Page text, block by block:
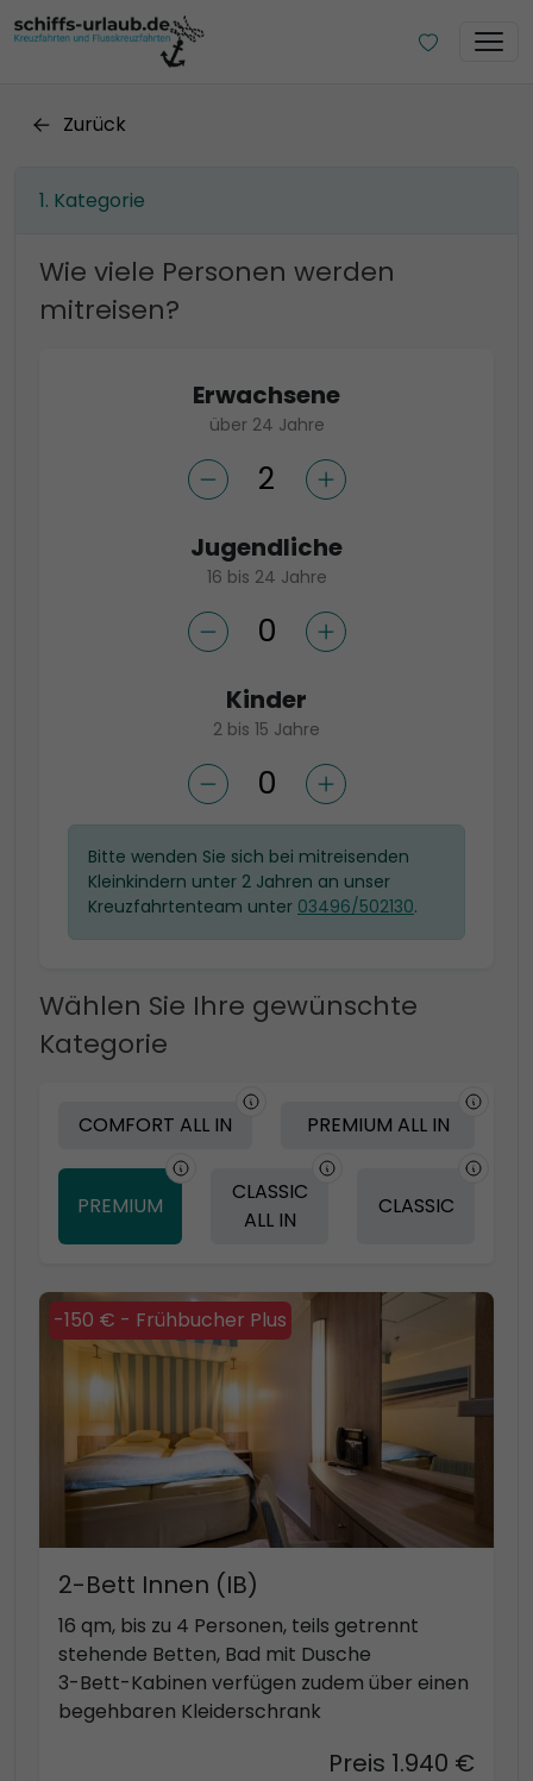
Zurück
Kategorie
Wie viele Personen werden
mitreisen?
Erwachsene
über 24 Jahre
Jugendliche
16 bis 24 Jahre
Kinder
2 bis 15 Jahre
Bitte wenden Sie sich bei mitreisenden
Kleinkindern unter 2 Jahren an unser
Kreuzfahrtenteam unter 03496/502130.
Wählen Sie Ihre gewünschte
Kategorie
COMFORT ALL IN PREMIUM ALL IN
PREMIUM
CLASSIC
ALL IN
CLASSIC
-150 € - Frühbucher Plus
2-Bett Innen (IB)
16 qm, bis zu 4 Personen, teils getrennt
stehende Betten, Bad mit Dusche
3-Bett-Kabinen verfügen zudem über einen
begehbaren Kleiderschrank
Preis 1.940 €